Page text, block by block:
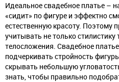
Идеальное свадебное платье –
«сидит» по фигуре и эффектно
естественную красоту. Поэтому
учитывать не только
телосложения. Свадебное
подчеркивать стройность
скрывать небольшую
знать, чтобы правильно
Желаемая дата примерки
Сообщение
Нажимая кнопку
"Отправить" вы
соглашаетесь с
Защита от автоматического
заполнения
Введите слово с картинки*: